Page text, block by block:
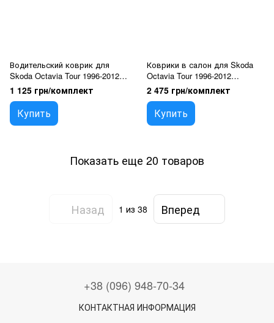
Водительский коврик для
Skoda Octavia Tour 1996-2012
Экокожа 1 шт (Rombus)
1 125 грн/комплект
Купить
Коврики в салон для Skoda
Octavia Tour 1996-2012
Экокожа Бежевые 5 шт
(Rombus)
2 475 грн/комплект
Купить
Показать еще 20 товаров
Назад 1 из 38 Вперед
+38 (096) 948-70-34
КОНТАКТНАЯ ИНФОРМАЦИЯ